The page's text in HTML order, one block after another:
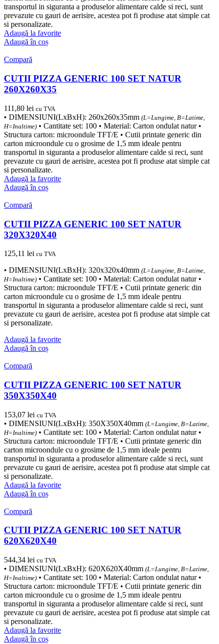
transportul in siguranta a produselor alimentare calde si reci, sunt
prevazute cu gauri de aerisire, acestea pot fi produse atat simple cat
si personalizate.
Adaugă la favorite
Adaugă în coș
Compară
CUTII PIZZA GENERIC 100 SET NATUR
260X260X35
111,80 lei cu TVA
• DIMENSIUNI(LxBxH): 260x260x35mm (L=Lungime, B=Latime,
H=Inaltime) • Cantitate set: 100 • Material: Carton ondulat natur •
Structura carton: microondule TFT/E • Cutii printate generic din
carton microondule cu o grosime de 1,5 mm ideale pentru
transportul in siguranta a produselor alimentare calde si reci, sunt
prevazute cu gauri de aerisire, acestea pot fi produse atat simple cat
si personalizate.
Adaugă la favorite
Adaugă în coș
Compară
CUTII PIZZA GENERIC 100 SET NATUR
320X320X40
125,11 lei cu TVA
• DIMENSIUNI(LxBxH): 320x320x40mm (L=Lungime, B=Latime,
H=Inaltime) • Cantitate set: 100 • Material: Carton ondulat natur •
Structura carton: microondule TFT/E • Cutii printate generic din
carton microondule cu o grosime de 1,5 mm ideale pentru
transportul in siguranta a produselor alimentare calde si reci, sunt
prevazute cu gauri de aerisire, acestea pot fi produse atat simple cat
si personalizate.
Adaugă la favorite
Adaugă în coș
Compară
CUTII PIZZA GENERIC 100 SET NATUR
350X350X40
153,07 lei cu TVA
• DIMENSIUNI(LxBxH): 350X350X40mm (L=Lungime, B=Latime,
H=Inaltime) • Cantitate set: 100 • Material: Carton ondulat natur •
Structura carton: microondule TFT/E • Cutii printate generic din
carton microondule cu o grosime de 1,5 mm ideale pentru
transportul in siguranta a produselor alimentare calde si reci, sunt
prevazute cu gauri de aerisire, acestea pot fi produse atat simple cat
si personalizate.
Adaugă la favorite
Adaugă în coș
Compară
CUTII PIZZA GENERIC 100 SET NATUR
620X620X40
544,34 lei cu TVA
• DIMENSIUNI(LxBxH): 620X620X40mm (L=Lungime, B=Latime,
H=Inaltime) • Cantitate set: 100 • Material: Carton ondulat natur •
Structura carton: microondule TFT/E • Cutii printate generic din
carton microondule cu o grosime de 1,5 mm ideale pentru
transportul in siguranta a produselor alimentare calde si reci, sunt
prevazute cu gauri de aerisire, acestea pot fi produse atat simple cat
si personalizate.
Adaugă la favorite
Adaugă în coș